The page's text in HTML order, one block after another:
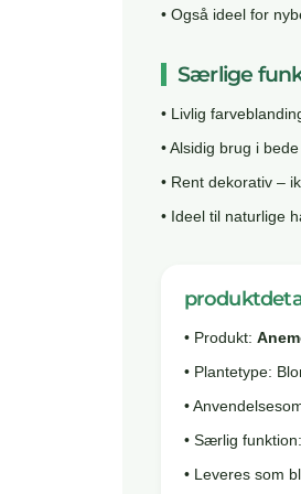
• Også ideel for
Særlige
• Livlig
• Alsidig brug i
• Rent dekorativ –
• Ideel til naturlige
• Produkt:
• Plantetype:
•
• Særlig
• Leveres som